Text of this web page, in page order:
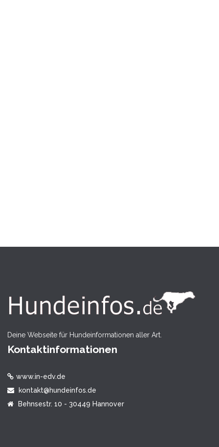
Deine Webseite für Hundeinformationen aller Art.
Kontaktinformationen
www.in-edv.de
kontakt@hundeinfos.de
Behnsestr. 10 - 30449 Hannover